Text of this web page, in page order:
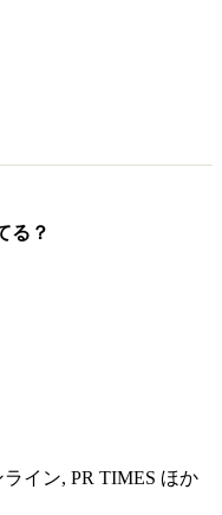
る？
イン, PR TIMES ほか